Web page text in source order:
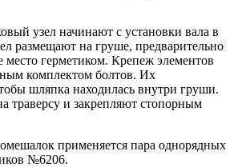
узел начинают с установки вала в
размещают на груше, предварительно
место герметиком. Крепеж элементов
комплектом болтов. Их
шляпка находилась внутри груши.
траверсу и закрепляют стопорным
применяется пара однорядных
№6206.